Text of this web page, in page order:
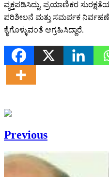
ವ್ಯಕ್ತಪಡಿಸಿದ್ದು, ಪ್ರಯಾಣಿಕರ
ಪರಿಶೀಲನೆ ಮತ್ತು ಸಮರ್ಪಕ
ಕೈಗೊಳ್ಳುವಂತೆ ಆಗ್ರಹಿಸಿದ್ದಾರೆ.
Previous